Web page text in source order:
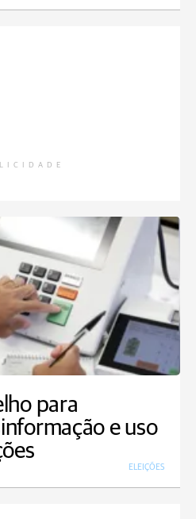
para
e uso
ELEIÇÕES